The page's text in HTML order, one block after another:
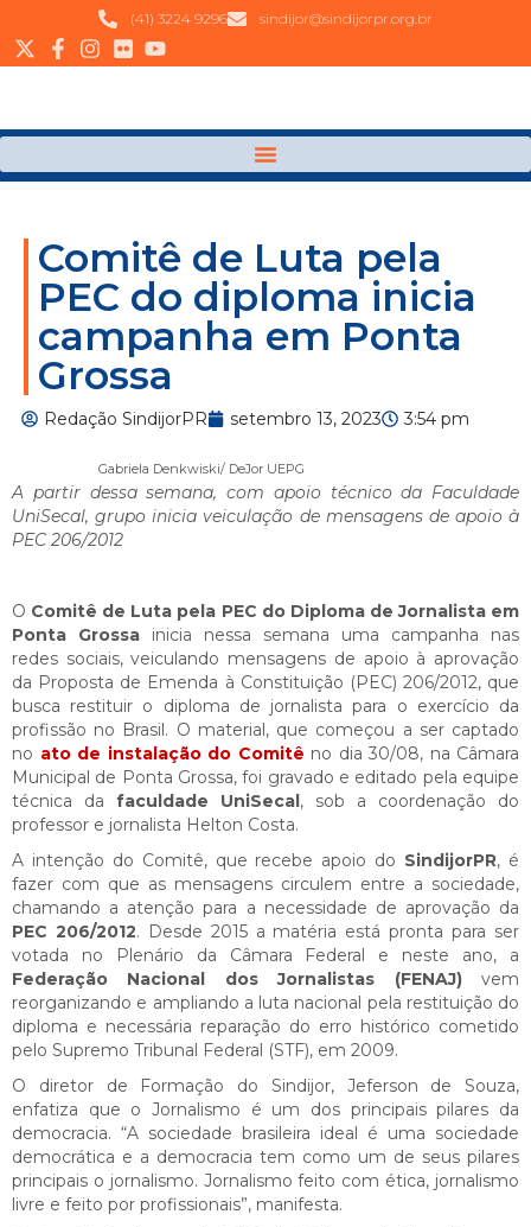
(41) 3224 9296 sindijor@sindijorpr.org.br
Comitê de Luta pela
PEC do diploma inicia
campanha em Ponta
Grossa
Redação SindijorPR setembro 13, 2023 3:54 pm
Gabriela Denkwiski/ DeJor UEPG
A partir dessa semana, com apoio técnico da Faculdade
UniSecal, grupo inicia veiculação de mensagens de apoio à
PEC 206/2012
O Comitê de Luta pela PEC do Diploma de Jornalista em
Ponta Grossa inicia nessa semana uma campanha nas
redes sociais, veiculando mensagens de apoio à aprovação
da Proposta de Emenda à Constituição (PEC) 206/2012, que
busca restituir o diploma de jornalista para o exercício da
profissão no Brasil. O material, que começou a ser captado
no ato de instalação do Comitê no dia 30/08, na Câmara
Municipal de Ponta Grossa, foi gravado e editado pela equipe
técnica da faculdade UniSecal, sob a coordenação do
professor e jornalista Helton Costa.
A intenção do Comitê, que recebe apoio do SindijorPR, é
fazer com que as mensagens circulem entre a sociedade,
chamando a atenção para a necessidade de aprovação da
PEC 206/2012. Desde 2015 a matéria está pronta para ser
votada no Plenário da Câmara Federal e neste ano, a
Federação Nacional dos Jornalistas (FENAJ) vem
reorganizando e ampliando a luta nacional pela restituição do
diploma e necessária reparação do erro histórico cometido
pelo Supremo Tribunal Federal (STF), em 2009.
O diretor de Formação do Sindijor, Jeferson de Souza,
enfatiza que o Jornalismo é um dos principais pilares da
democracia. “A sociedade brasileira ideal é uma sociedade
democrática e a democracia tem como um de seus pilares
principais o jornalismo. Jornalismo feito com ética, jornalismo
livre e feito por profissionais”, manifesta.